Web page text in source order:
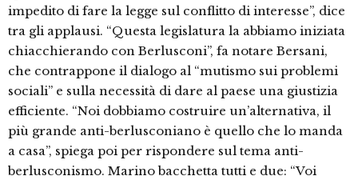
impedito di fare la legge sul conflitto di interesse”, dice
tra gli applausi. “Questa legislatura la abbiamo iniziata
chiacchierando con Berlusconi”, fa notare Bersani,
che contrappone il dialogo al “mutismo sui problemi
sociali” e sulla necessità di dare al paese una giustizia
efficiente. “Noi dobbiamo costruire un’alternativa, il
più grande anti-berlusconiano è quello che lo manda
a casa”, spiega poi per rispondere sul tema anti-
berlusconismo. Marino bacchetta tutti e due: “Voi